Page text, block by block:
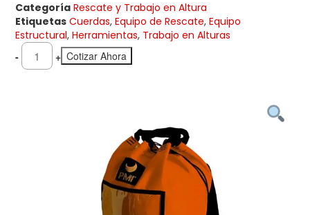
Categoría Rescate y Trabajo en Altura
Etiquetas Cuerdas,Equipo de Rescate,Equipo
Estructural,Herramientas, Trabajo en Alturas
-
+ Cotizar Ahora